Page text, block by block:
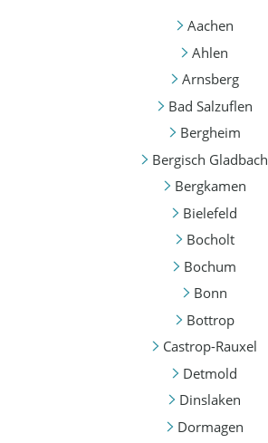
Aachen
Ahlen
Arnsberg
Bad Salzuflen
Bergheim
Bergisch Gladbach
Bergkamen
Bielefeld
Bocholt
Bochum
Bonn
Bottrop
Castrop-Rauxel
Detmold
Dinslaken
Dormagen